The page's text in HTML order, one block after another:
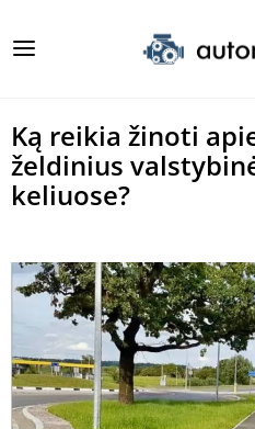
Ką reikia žinoti
želdinius
keliuose?